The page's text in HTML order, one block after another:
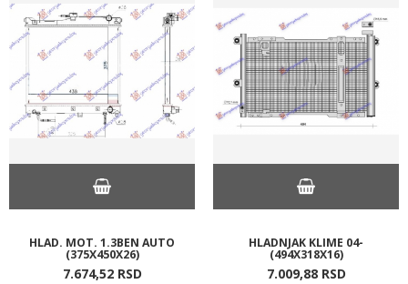
HLAD. MOT. 1.3BEN AUTO
(375X450X26)
7.674,52 RSD
HLADNJAK KLIME 04-
(494X318X16)
7.009,88 RSD